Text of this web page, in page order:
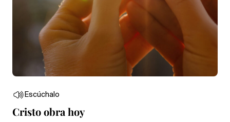
Escúchalo
Cristo obra hoy